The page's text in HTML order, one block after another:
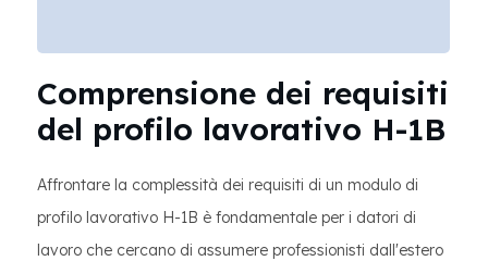
Comprensione dei requisiti
del profilo lavorativo H-1B
Affrontare la complessità dei requisiti di un modulo di
profilo lavorativo H-1B è fondamentale per i datori di
lavoro che cercano di assumere professionisti dall'estero